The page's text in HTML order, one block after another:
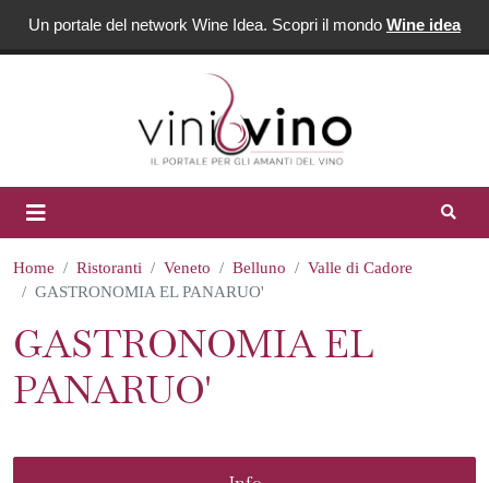
Un portale del network Wine Idea. Scopri il mondo Wine idea
Home Ristoranti Veneto Belluno
Valle di Cadore
GASTRONOMIA EL PANARUO'
GASTRONOMIA EL
PANARUO'